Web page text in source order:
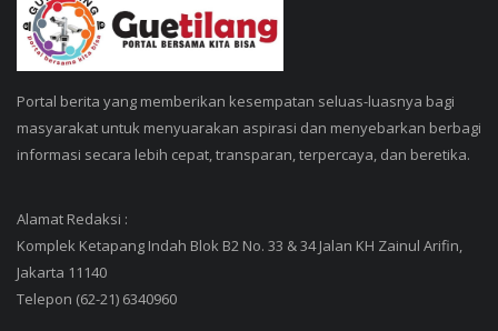
Portal berita yang memberikan kesempatan seluas-luasnya bagi
masyarakat untuk menyuarakan aspirasi dan menyebarkan berbagi
informasi secara lebih cepat, transparan, terpercaya, dan beretika.
Alamat Redaksi :
Komplek Ketapang Indah Blok B2 No. 33 & 34 Jalan KH Zainul Arifin,
Jakarta 11140
Telepon (62-21) 6340960